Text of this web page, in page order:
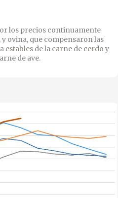
los precios continuamente
ovina, que compensaron las
de la carne de cerdo y
de ave.